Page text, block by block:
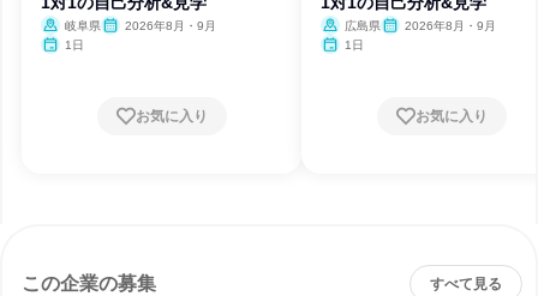
岐阜県
2026年8月・9月
1日
お気に入り
広島県
2026年8月・9月
1日
お気に入り
この企業の募集 すべて見る